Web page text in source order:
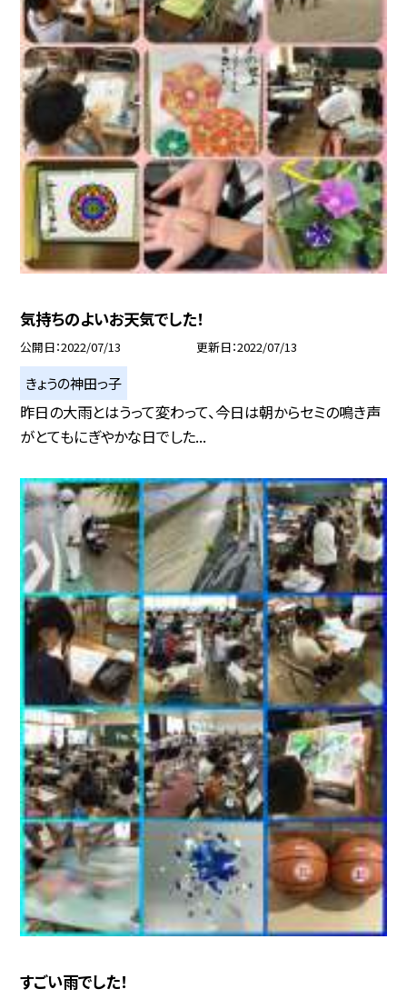
気持ちのよいお天気でした！
公開日 2022/07/13 更新日 2022/07/13
きょうの神田っ子
昨日の大雨とはうって変わって、今日は朝からセミの鳴き声
がとてもにぎやかな日でした...
すごい雨でした！